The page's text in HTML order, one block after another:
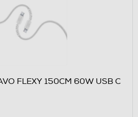
FLEXY 150CM 60W USB C